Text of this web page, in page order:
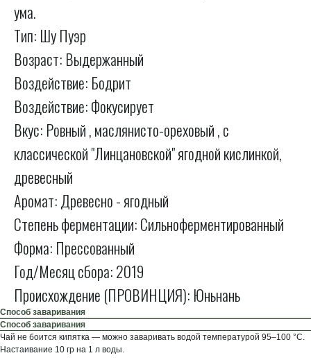
ума.
Тип: Шу Пуэр
Возраст: Выдержанный
Воздействие: Бодрит
Воздействие: Фокусирует
Вкус: Ровный , маслянисто-ореховый , с
классической "Линцановской" ягодной кислинкой,
древесный
Аромат: Древесно - ягодный
Степень ферментации: Сильноферментированный
Форма: Прессованный
Год/Месяц сбора: 2019
Происхождение (ПРОВИНЦИЯ): Юньнань
Способ заваривания
Способ заваривания
Чай не боится кипятка — можно заваривать водой температурой 95–100 °C.
Настаивание 10 гр на 1 л воды.